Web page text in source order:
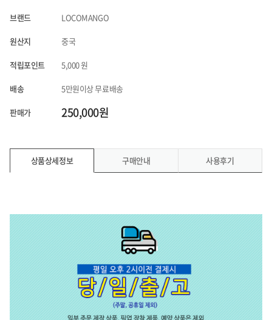
브랜드 LOCOMANGO
원산지 중국
적립포인트 5,000원
배송 5만원이상 무료배송
판매가 250,000원
상품상세정보 구매안내 사용후기